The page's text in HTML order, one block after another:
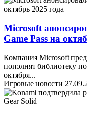
Microsoft
Game Pass на
Компания Microsoft
пополнят библиотеку
октября...
Игровые новости